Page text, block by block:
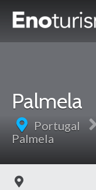
Palmela
Portugal
Palmela